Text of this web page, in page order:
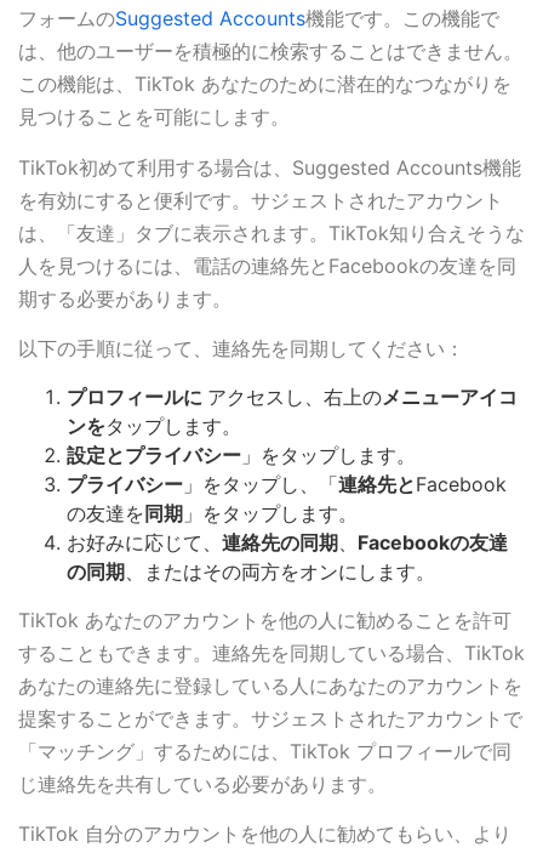
フォームのSuggested Accounts機能です。この機能で
は、他のユーザーを積極的に検索することはできません。
この機能は、TikTok あなたのために潜在的なつながりを
見つけることを可能にします。
TikTok初めて利用する場合は、Suggested Accounts機能
を有効にすると便利です。サジェストされたアカウント
は、「友達」タブに表示されます。TikTok知り合えそうな
人を見つけるには、電話の連絡先とFacebookの友達を同
期する必要があります。
以下の手順に従って、連絡先を同期してください：
プロフィールに アクセスし、右上のメニューアイコ
ンをタップします。
設定とプライバシー 」をタップします。
プライバシー 」をタップし、「連絡先とFacebook
の友達を 同期 」をタップします。
お好みに応じて、 連絡先の同期、 Facebookの友達
の同期、またはその両方をオンにします。
TikTok あなたのアカウントを他の人に勧めることを許可
することもできます。連絡先を同期している場合、TikTok
あなたの連絡先に登録している人にあなたのアカウントを
提案することができます。サジェストされたアカウントで
「マッチング」するためには、TikTok プロフィールで同
じ連絡先を共有している必要があります。
TikTok 自分のアカウントを他の人に勧めてもらい、より